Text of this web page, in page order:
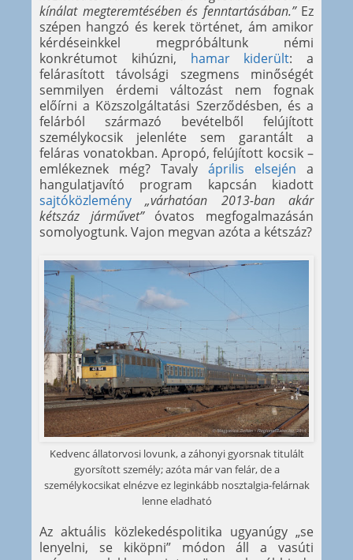
kínálat megteremtésében és fenntartásában.”Ez
szépen hangzó és kerek történet, ám amikor
kérdéseinkkel megpróbáltunk némi
konkrétumot kihúzni, hamar kiderült: a
felárasított távolsági szegmens minőségét
semmilyen érdemi változást nem fognak
előírni a Közszolgáltatási Szerződésben, és a
felárból származó bevételből felújított
személykocsik jelenléte sem garantált a
feláras vonatokban. Apropó, felújított kocsik –
emlékeznek még? Tavaly április elsején a
hangulatjavító program kapcsán kiadott
sajtóközlemény
„várhatóan 2013-ban akár
kétszáz járművet”óvatos megfogalmazásán
somolyogtunk. Vajon megvan azóta a kétszáz?
Kedvenc állatorvosi lovunk, a záhonyi gyorsnak titulált
gyorsított személy; azóta már van felár, de a
személykocsikat elnézve ez leginkább nosztalgia-felárnak
lenne eladható
Az aktuális közlekedéspolitika ugyanúgy „se
lenyelni, se kiköpni” módon áll a vasúti